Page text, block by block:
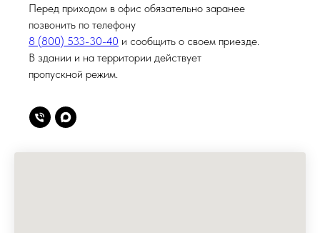
Перед приходом в офис обязательно заранее
позвонить по телефону
8 (800) 533-30-40 и сообщить о своем приезде.
В здании и на территории действует
пропускной режим.